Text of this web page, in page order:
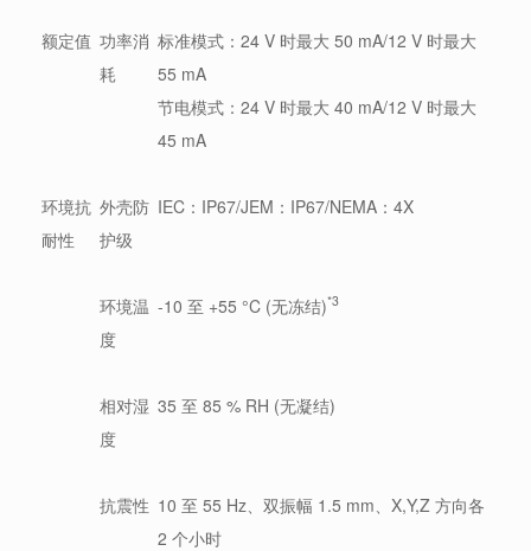
额定值 功率消
耗
标准模式：24 V 时最大 50 mA/12 V 时最大
55 mA
节电模式：24 V 时最大 40 mA/12 V 时最大
45 mA
环境抗
耐性
外壳防
护级
IEC：IP67/JEM：IP67/NEMA：4X
环境温
度
-10 至 +55 °C (无冻结)*3
相对湿
度
35 至 85 % RH (无凝结)
抗震性 10 至 55 Hz、双振幅 1.5 mm、X,Y,Z 方向各
2 个小时